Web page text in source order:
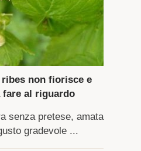
non fiorisce e
al riguardo
senza pretese, amata
gradevole ...